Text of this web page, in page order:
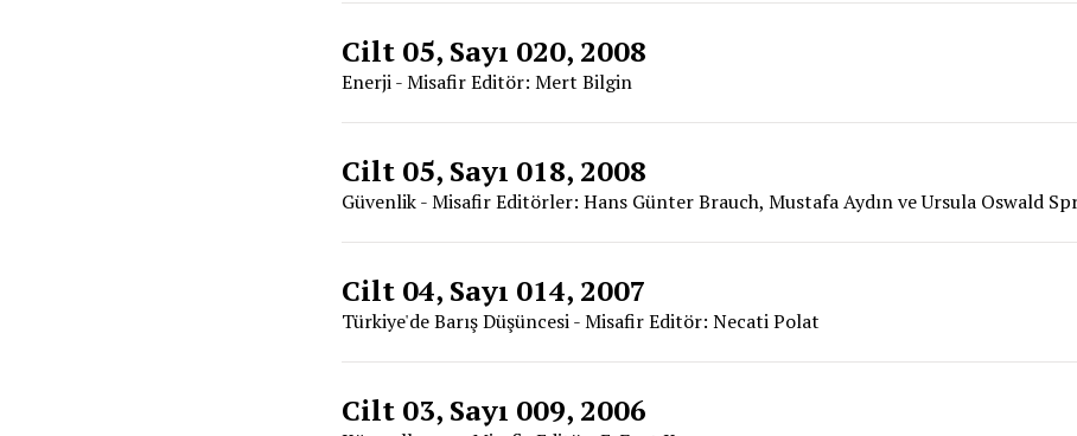
Cilt 05, Sayı 020, 2008
Enerji - Misafir Editör: Mert Bilgin
Cilt 05, Sayı 018, 2008
Güvenlik - Misafir Editörler: Hans Günter Brauch, Mustafa Aydın ve Ursula Oswald
Cilt 04, Sayı 014, 2007
Türkiye'de Barış Düşüncesi - Misafir Editör: Necati Polat
Cilt 03, Sayı 009, 2006